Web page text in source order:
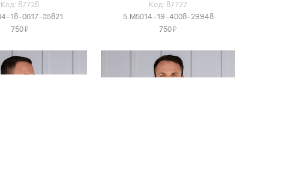
Код: 87728
18-0617-35821
750Я
Код: 87727
5.M5014-19-4008-29948
750Я